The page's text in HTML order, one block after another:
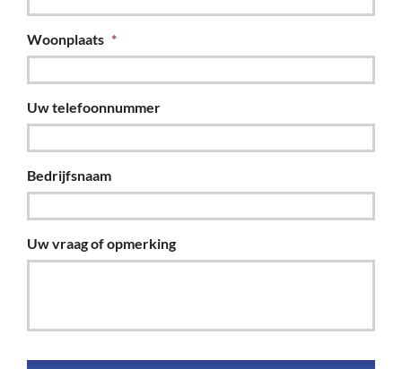
Woonplaats *
Uw telefoonnummer
Bedrijfsnaam
Uw vraag of opmerking